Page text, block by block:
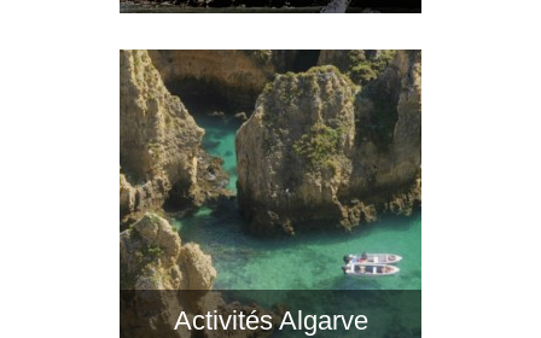
Activités Algarve